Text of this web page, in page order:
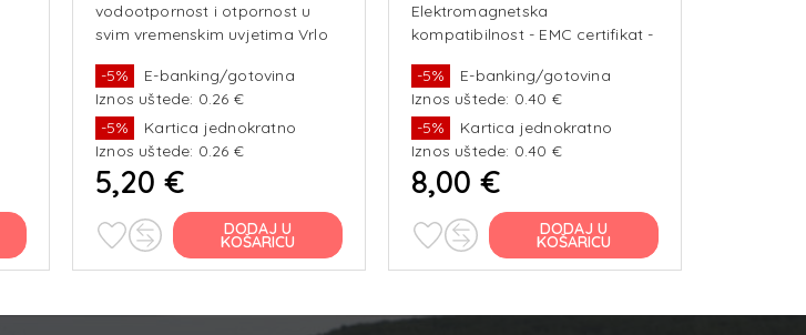
vodootpornost i otpornost u
svim vremenskim uvjetima Vrlo
EMC certificate
(electromagnetic compatib
-5%
E-banking/gotovina
Iznos uštede: 0.26 €
-5%
Kartica jednokratno
Iznos uštede: 0.26 €
5,20 €
DODAJ U
KOŠARICU
Elektromagnetska
kompatibilnost - EMC certifikat -
svjetla: - svjetlo registarske tabl
-5%
E-banking/gotovina
Iznos uštede: 0.40 €
-5%
Kartica jednokratno
Iznos uštede: 0.40 €
8,00 €
DODAJ U
KOŠARICU